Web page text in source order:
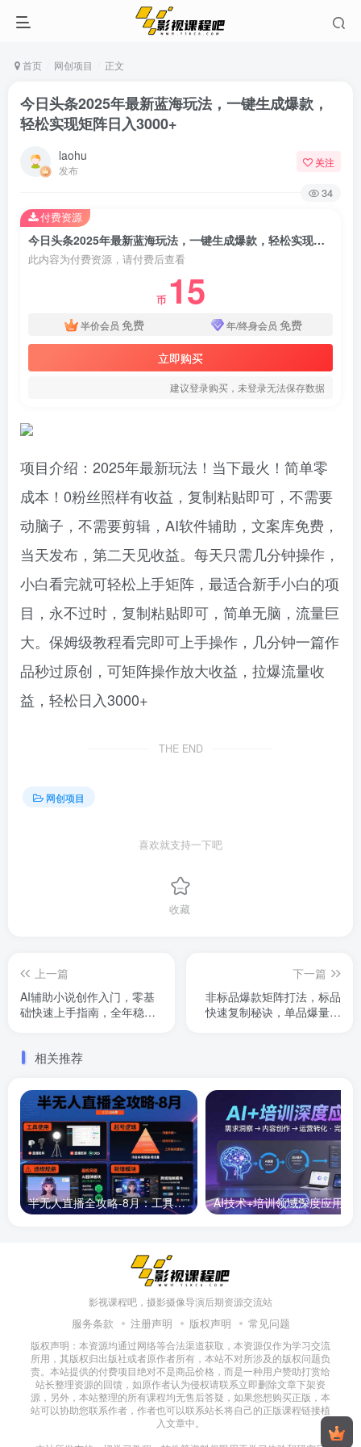
首页 网创项目 正文
今日头条2025年最新蓝海玩法，一键生成爆款，
轻松实现矩阵日入3000+
laohu
发布
关注
34
今日头条2025年最新蓝海玩法，一键生成爆款，轻松实现矩阵日入3000+
此内容为付费资源，请付费后查看
币 15
半价会员 免费 年/终身会员 免费
立即购买
建议登录购买，未登录无法保存数据
付费资源
项目介绍：2025年最新玩法！当下最火！简单零
成本！0粉丝照样有收益，复制粘贴即可，不需要
动脑子，不需要剪辑，AI软件辅助，文案库免费，
当天发布，第二天见收益。每天只需几分钟操作，
小白看完就可轻松上手矩阵，最适合新手小白的项
目，永不过时，复制粘贴即可，简单无脑，流量巨
大。保姆级教程看完即可上手操作，几分钟一篇作
品秒过原创，可矩阵操作放大收益，拉爆流量收
益，轻松日入3000+
THE END
网创项目
喜欢就支持一下吧
收藏
上一篇
AI辅助小说创作入门，零基
础快速上手指南，全年稳定
下一篇
非标品爆款矩阵打法，标品
快速复制秘诀，单品爆量组
相关推荐
半无人直播全攻略-8月：工具使用+起号逻辑+违规规避,新增AI超体与跨境模块
影视课程吧，摄影摄像导演后期资源交流站
服务条款 注册声明 版权声明 常见问题
版权声明：本资源均通过网络等合法渠道获取，本资源仅作为学习交流
所用，其版权归出版社或者原作者所有，本站不对所涉及的版权问题负
责。本站提供的付费项目绝对不是商品价格，而是一种用户赞助打赏给
站长整理资源的回馈，如原作者认为侵权请联系立即删除文章下架资
源，另外，本站整理的所有课程均无售后答疑，如果您想购买正版，本
站可以协助您联系作者，作者也可以联系站长将自己的正版课程链接植
入文章中。